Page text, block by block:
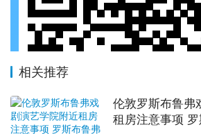
相关推荐
伦敦罗斯布鲁弗
租房注意事项